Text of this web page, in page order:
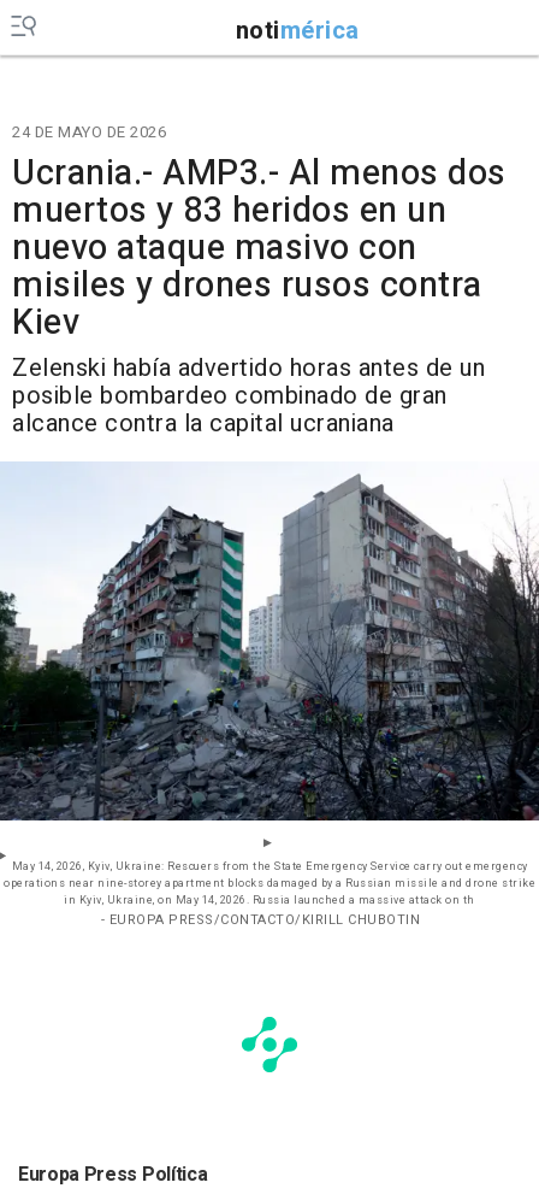
notimérica
24 DE MAYO DE 2026
Ucrania.- AMP3.- Al menos dos
muertos y 83 heridos en un
nuevo ataque masivo con
misiles y drones rusos contra
Kiev
Zelenski había advertido horas antes de un
posible bombardeo combinado de gran
alcance contra la capital ucraniana
May 14, 2026, Kyiv, Ukraine: Rescuers from the State Emergency Service carry out emergency
operations near nine-storey apartment blocks damaged by a Russian missile and drone strike
in Kyiv, Ukraine, on May 14, 2026. Russia launched a massive attack on th
- EUROPA PRESS/CONTACTO/KIRILL CHUBOTIN
Europa Press Política